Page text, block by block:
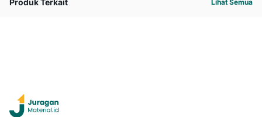
Produk Terkait Lihat Semua